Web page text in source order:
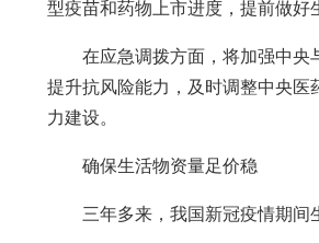
型疫苗和药物上市进度，提前做好
在应急调拨方面，将加强中央
提升抗风险能力，及时调整中央
力建设。
确保生活物资量足价稳
三年多来，我国新冠疫情期